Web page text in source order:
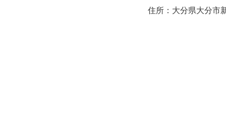
住所：大分県大分市